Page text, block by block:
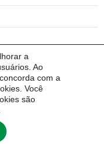
a
Ao
com a
Você
são